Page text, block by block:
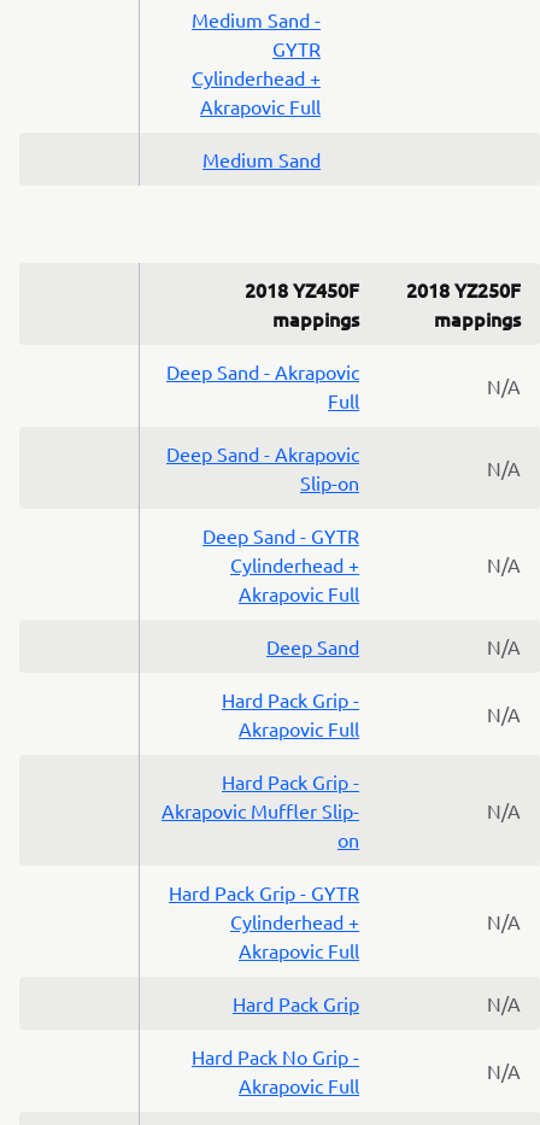
Medium Sand -
GYTR
Cylinderhead +
Akrapovic Full
Medium Sand
2018 YZ450F
mappings
2018 YZ250F
mappings
Deep Sand - Akrapovic
Full
N/A
Deep Sand - Akrapovic
Slip-on
N/A
Deep Sand - GYTR
Cylinderhead +
Akrapovic Full
N/A
Deep Sand N/A
Hard Pack Grip -
Akrapovic Full
N/A
Hard Pack Grip -
Akrapovic Muffler Slip-
on
N/A
Hard Pack Grip - GYTR
Cylinderhead +
Akrapovic Full
N/A
Hard Pack Grip N/A
Hard Pack No Grip -
Akrapovic Full
N/A